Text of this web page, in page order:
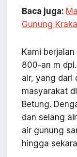
Baca juga:
Gunung
Kami
800-an m
air, yang dari
masyarakat
Betung.
dan selang
air gunung
hingga